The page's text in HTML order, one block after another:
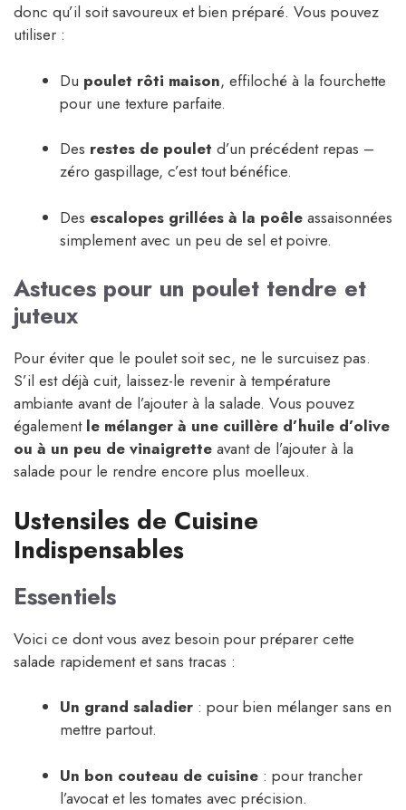
donc qu’il soit savoureux et bien préparé. Vous pouvez
utiliser :
Du poulet rôti maison, effiloché à la fourchette
pour une texture parfaite.
Des restes de poulet d’un précédent repas –
zéro gaspillage, c’est tout bénéfice.
Des escalopes grillées à la poêle assaisonnées
simplement avec un peu de sel et poivre.
Astuces pour un poulet tendre et
juteux
Pour éviter que le poulet soit sec, ne le surcuisez pas.
S’il est déjà cuit, laissez-le revenir à température
ambiante avant de l’ajouter à la salade. Vous pouvez
également le mélanger à une cuillère d’huile d’olive
ou à un peu de vinaigrette avant de l’ajouter à la
salade pour le rendre encore plus moelleux.
Ustensiles de Cuisine
Indispensables
Essentiels
Voici ce dont vous avez besoin pour préparer cette
salade rapidement et sans tracas :
Un grand saladier : pour bien mélanger sans en
mettre partout.
Un bon couteau de cuisine : pour trancher
l’avocat et les tomates avec précision.